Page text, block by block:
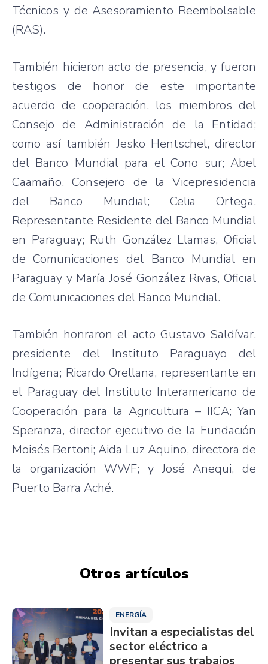
Técnicos y de Asesoramiento Reembolsable
(RAS).
También hicieron acto de presencia, y fueron
testigos de honor de este importante
acuerdo de cooperación, los miembros del
Consejo de Administración de la Entidad;
como así también Jesko Hentschel, director
del Banco Mundial para el Cono sur; Abel
Caamaño, Consejero de la Vicepresidencia
del Banco Mundial; Celia Ortega,
Representante Residente del Banco Mundial
en Paraguay; Ruth González Llamas, Oficial
de Comunicaciones del Banco Mundial en
Paraguay y María José González Rivas, Oficial
de Comunicaciones del Banco Mundial.
También honraron el acto Gustavo Saldívar,
presidente del Instituto Paraguayo del
Indígena; Ricardo Orellana, representante en
el Paraguay del Instituto Interamericano de
Cooperación para la Agricultura – IICA; Yan
Speranza, director ejecutivo de la Fundación
Moisés Bertoni; Aida Luz Aquino, directora de
la organización WWF; y José Anequi, de
Puerto Barra Aché.
Otros artículos
ENERGÍA
Invitan a especialistas del
sector eléctrico a
presentar sus trabajos